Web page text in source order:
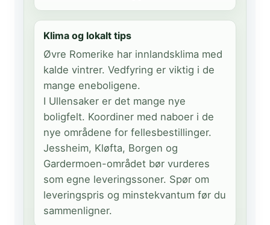
Klima og lokalt tips
Øvre Romerike har innlandsklima med
kalde vintrer. Vedfyring er viktig i de
mange eneboligene.
I Ullensaker er det mange nye
boligfelt. Koordiner med naboer i de
nye områdene for fellesbestillinger.
Jessheim, Kløfta, Borgen og
Gardermoen-området bør vurderes
som egne leveringssoner. Spør om
leveringspris og minstekvantum før du
sammenligner.